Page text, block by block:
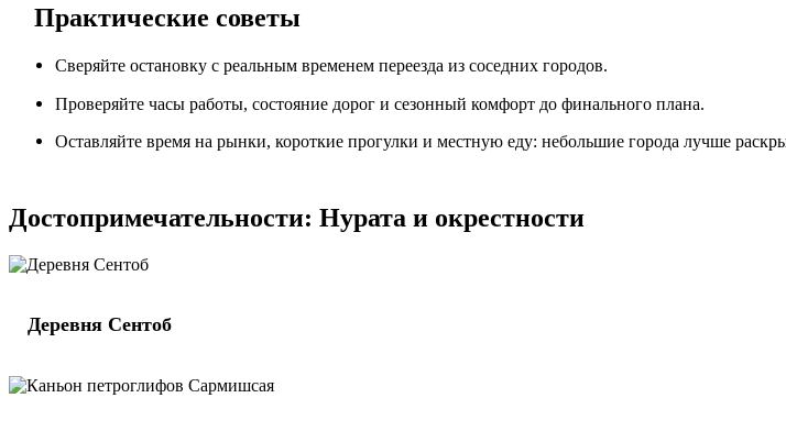
Практические советы
Сверяйте остановку с реальным временем переезда из соседних городов.
Проверяйте часы работы, состояние дорог и сезонный комфорт до финального плана.
Оставляйте время на рынки, короткие прогулки и местную еду: небольшие города лучше
Достопримечательности: Нурата и окрестности
Деревня Сентоб